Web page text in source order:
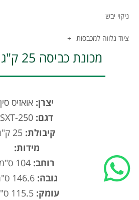
צור קשר
English
ניקוי יבש
ציוד נלווה למכבסות
מכונת כביסה 25 ק"ג SXT-250
יצרן: אואזיס סין
דגם:
קיבולת:
מידות:
רוחב: 104 ס"מ
גובה:
עומק: 115.5 ס"מ